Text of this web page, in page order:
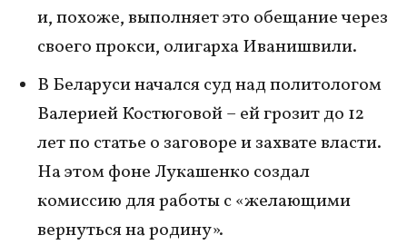
и, похоже, выполняет это обещание через
своего прокси, олигарха Иванишвили.
В Беларуси начался суд над политологом
Валерией Костюговой – ей грозит до 12
лет по статье о заговоре и захвате власти.
На этом фоне Лукашенко создал
комиссию для работы с «желающими
вернуться на родину».